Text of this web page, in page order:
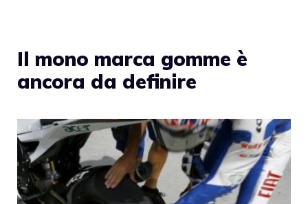
Il mono marca gomme è
ancora da definire